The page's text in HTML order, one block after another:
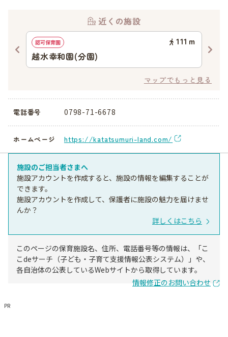
近くの施設
認可保育園 111 ｍ
越水幸和園(分園)
マップでもっと見る
電話番号 0798-71-6678
ホームページ https://katatsumuri-land.com/
施設のご担当者さまへ
施設アカウントを作成すると、施設の情報を編集することが
できます。
施設アカウントを作成して、保護者に施設の魅力を届けませ
んか？
詳しくはこちら
このページの保育施設名、住所、電話番号等の情報は、「こ
こdeサーチ（子ども・子育て支援情報公表システム）」や、
各自治体の公表しているWebサイトから取得しています。
情報修正のお問い合わせ
PR